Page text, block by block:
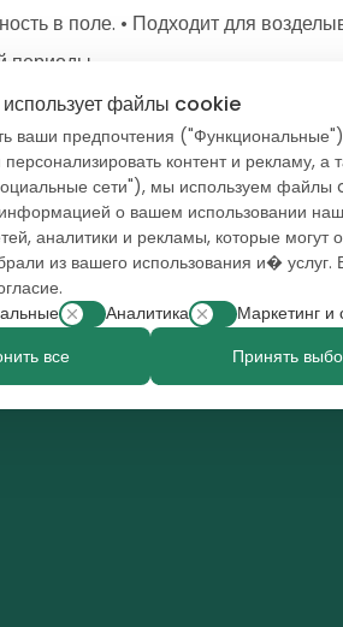
в поле. • Подходит для
периоды.
Связаться с местным
файлы cookie
ваши предпочтения
контент и рекламу,
сети"), мы используем
о вашем использовании
аналитики и рекламы, которые могут
из вашего использования и�
Аналитика
Маркетинг и
все
Принять